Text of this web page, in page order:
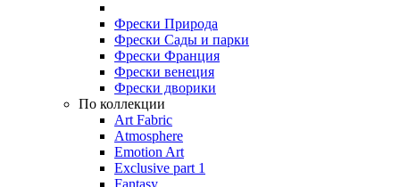
Фрески Природа
Фрески Сады и парки
Фрески Франция
Фрески венеция
Фрески дворики
По коллекции
Art Fabric
Atmosphere
Emotion Art
Exclusive part 1
Fantasy